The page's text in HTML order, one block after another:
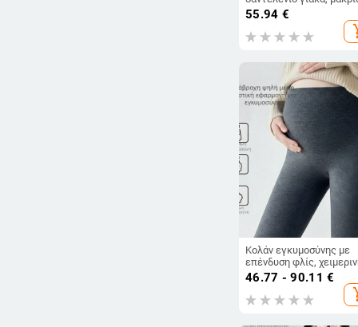
μανίκια φανάκι, μακρύ
μήκος, πολυεστέρας
55.94 €
Κολάν εγκυμοσύνης με
επένδυση φλίς,
ζεστασιά, στενή γραμμή,
βισκόζη-πολυεστέρας
46.77 - 90.11 €